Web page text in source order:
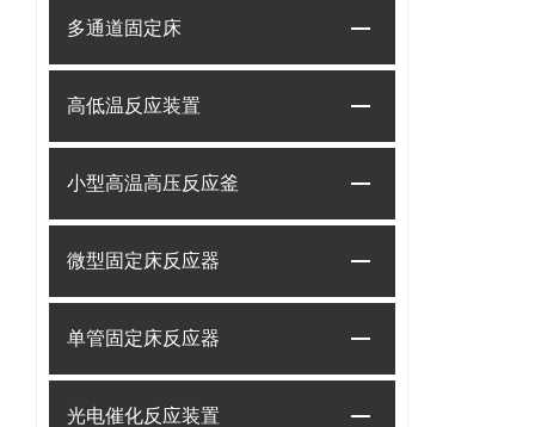
多通道固定床
高低温反应装置
小型高温高压反应釜
微型固定床反应器
单管固定床反应器
光电催化反应装置